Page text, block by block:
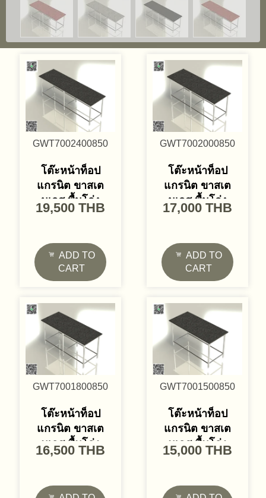
GWT7002400850
โต๊ะหน้าท็อป
แกรนิต ขาสเต
นเลส พื้นโล่ง
19,500 THB
ADD TO
CART
GWT7002000850
โต๊ะหน้าท็อป
แกรนิต ขาสเต
นเลส พื้นโล่ง
17,000 THB
ADD TO
CART
GWT7001800850
โต๊ะหน้าท็อป
แกรนิต ขาสเต
นเลส พื้นโล่ง
16,500 THB
GWT7001500850
โต๊ะหน้าท็อป
แกรนิต ขาสเต
นเลส พื้นโล่ง
15,000 THB